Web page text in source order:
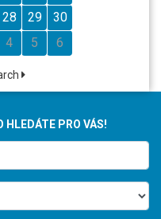
28 29
30
4 5 6
HLEDÁTE PRO VÁS!